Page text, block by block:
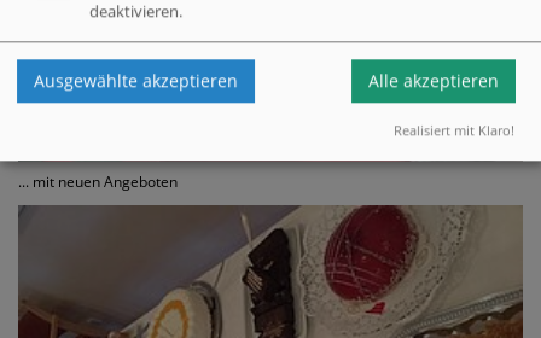
... mit neuen Angeboten
deaktivieren.
Ausgewählte akzeptieren Alle akzeptieren
Realisiert mit Klaro!